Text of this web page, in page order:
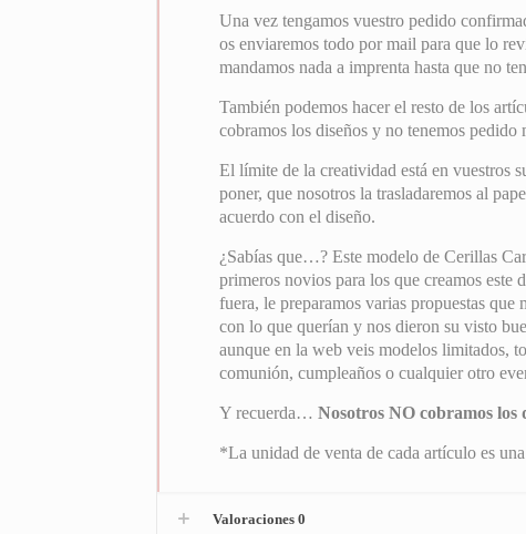
Una vez tengamos vuestro pedido
os enviaremos todo por mail para que lo
mandamos nada a imprenta hasta que no
También podemos hacer el resto de los
cobramos los diseños y no tenemos pedido
El límite de la creatividad está en vuestros
poner, que nosotros la trasladaremos al
acuerdo con el diseño.
¿Sabías que…? Este modelo de Cerillas
primeros novios para los que creamos este
fuera, le preparamos varias propuestas
con lo que querían y nos dieron su visto
aunque en la web veis modelos limitados,
comunión, cumpleaños o cualquier otro
Y recuerda… Nosotros NO cobramos los
*La unidad de venta de cada artículo es
Valoraciones 0